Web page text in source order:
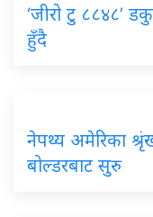
‘जीरो टु ८८४८’
हुँदै
नेपथ्य अमेरिका
बोल्डरबाट सुरु